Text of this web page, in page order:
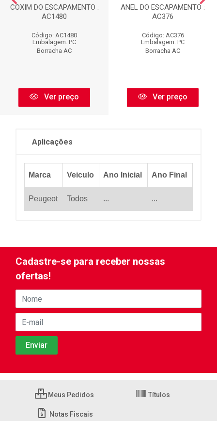
COXIM DO ESCAPAMENTO :
AC1480
Código: AC1480
Embalagem: PC
Borracha AC
Ver preço
ANEL DO ESCAPAMENTO :
AC376
Código: AC376
Embalagem: PC
Borracha AC
Ver preço
Aplicações
Marca Veiculo Ano Inicial Ano Final
Peugeot Todos ... ...
Cadastre-se para receber nossas
ofertas!
Meus Pedidos Títulos
Notas Fiscais